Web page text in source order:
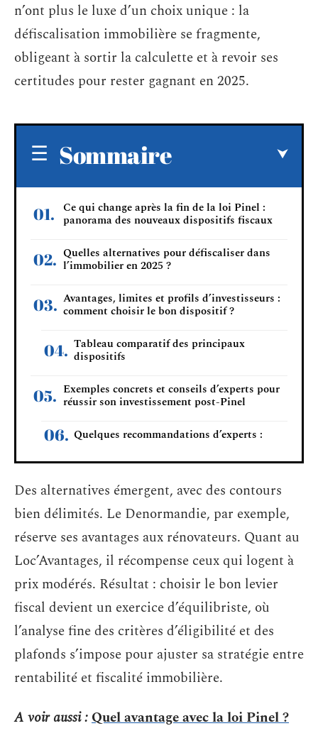
n’ont plus le luxe d’un choix unique : la
défiscalisation immobilière se fragmente,
obligeant à sortir la calculette et à revoir ses
certitudes pour rester gagnant en 2025.
Sommaire
Ce qui change après la fin de la loi Pinel :
panorama des nouveaux dispositifs fiscaux
Quelles alternatives pour défiscaliser dans
l’immobilier en 2025 ?
Avantages, limites et profils d’investisseurs :
comment choisir le bon dispositif ?
Tableau comparatif des principaux
dispositifs
Exemples concrets et conseils d’experts pour
réussir son investissement post-Pinel
Quelques recommandations d’experts :
Des alternatives émergent, avec des contours
bien délimités. Le Denormandie, par exemple,
réserve ses avantages aux rénovateurs. Quant au
Loc’Avantages, il récompense ceux qui logent à
prix modérés. Résultat : choisir le bon levier
fiscal devient un exercice d’équilibriste, où
l’analyse fine des critères d’éligibilité et des
plafonds s’impose pour ajuster sa stratégie entre
rentabilité et fiscalité immobilière.
A voir aussi :Quel avantage avec la loi Pinel ?